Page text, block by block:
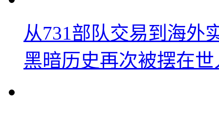
从731部队交易到海外
黑暗历史再次被摆在